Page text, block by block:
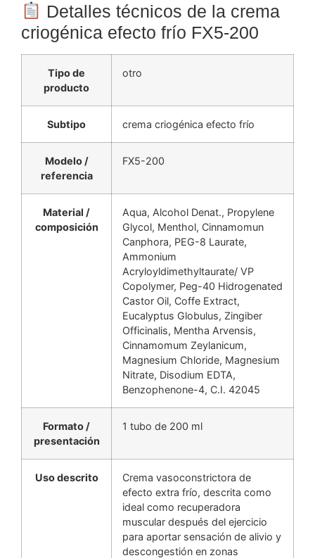
Detalles técnicos de la crema
criogénica efecto frío FX5-200
Tipo de
producto
otro
Subtipo crema criogénica efecto frío
Modelo /
referencia
FX5-200
Material /
composición
Aqua, Alcohol Denat., Propylene
Glycol, Menthol, Cinnamomun
Canphora, PEG-8 Laurate,
Ammonium
Acryloyldimethyltaurate/ VP
Copolymer, Peg-40 Hidrogenated
Castor Oil, Coffe Extract,
Eucalyptus Globulus, Zingiber
Officinalis, Mentha Arvensis,
Cinnamomum Zeylanicum,
Magnesium Chloride, Magnesium
Nitrate, Disodium EDTA,
Benzophenone-4, C.I. 42045
Formato /
presentación
1 tubo de 200 ml
Uso descrito
Crema vasoconstrictora de
efecto extra frío, descrita como
ideal como recuperadora
muscular después del ejercicio
para aportar sensación de alivio y
descongestión en zonas